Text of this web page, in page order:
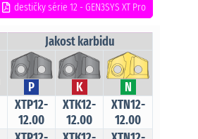
destičky série 12 - GEN3SYS XT Pro
Jakost karbidu
P K
N
XTP12-
12.00
XTK12-
12.00
XTN12-
12.00